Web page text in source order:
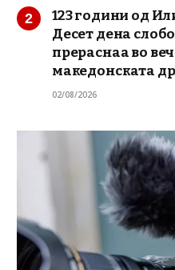
123 години од
Десет дена
прераснаа во
македонската
02/08/2026